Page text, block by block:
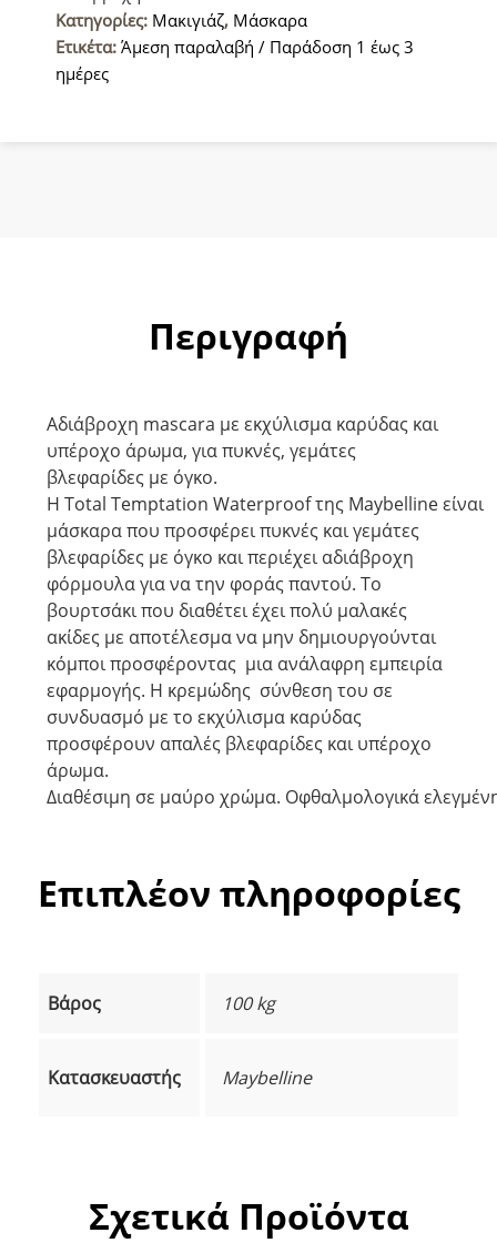
Κατηγορίες: Μακιγιάζ, Μάσκαρα
Ετικέτα: Άμεση παραλαβή / Παράδοση 1 έως 3
ημέρες
Περιγραφή
Αδιάβροχη mascara με εκχύλισμα καρύδας και
υπέροχο άρωμα, για πυκνές, γεμάτες
βλεφαρίδες με όγκο.
Η Total Temptation Waterproofτης Maybellineείναι
μάσκαρα που προσφέρει πυκνές και γεμάτες
βλεφαρίδες με όγκο και περιέχει αδιάβροχη
φόρμουλα για να την φοράς παντού. Το
βουρτσάκι που διαθέτει έχει πολύ μαλακές
ακίδες με αποτέλεσμα να μην δημιουργούνται
κόμποι προσφέροντας μια ανάλαφρη εμπειρία
εφαρμογής. Η κρεμώδης σύνθεση του σε
συνδυασμό με το εκχύλισμα καρύδας
προσφέρουν απαλές βλεφαρίδες και υπέροχο
άρωμα.
Διαθέσιμη σε μαύρο χρώμα. Οφθαλμολογικά
Επιπλέον πληροφορίες
Βάρος 100 kg
Κατασκευαστής Maybelline
Σχετικά Προϊόντα